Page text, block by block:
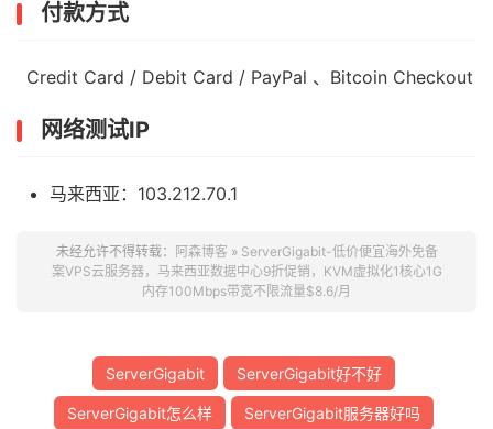
付款方式
Credit Card / Debit Card / PayPal 、Bitcoin Checkout
网络测试IP
马来西亚：103.212.70.1
未经允许不得转载： 阿森博客 » ServerGigabit-低价便宜海外免备
案VPS云服务器，马来西亚数据中心9折促销，KVM虚拟化1核心1G
内存100Mbps带宽不限流量$8.6/月
ServerGigabit ServerGigabit好不好
ServerGigabit怎么样 ServerGigabit服务器好吗